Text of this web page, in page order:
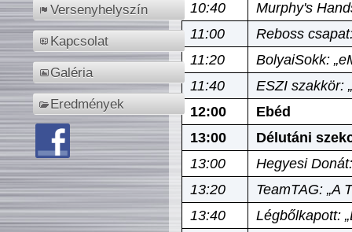
Versenyhelyszín
Kapcsolat
Galéria
Eredmények
10:40
Murphy's
11:00
Reboss
11:20
BolyaiSokk:
11:40
ESZI szakkör:
12:00
Ebéd
13:00
Délutáni
13:00
Hegyesi
13:20
TeamTAG: „A
13:40
Légbőlkapott: